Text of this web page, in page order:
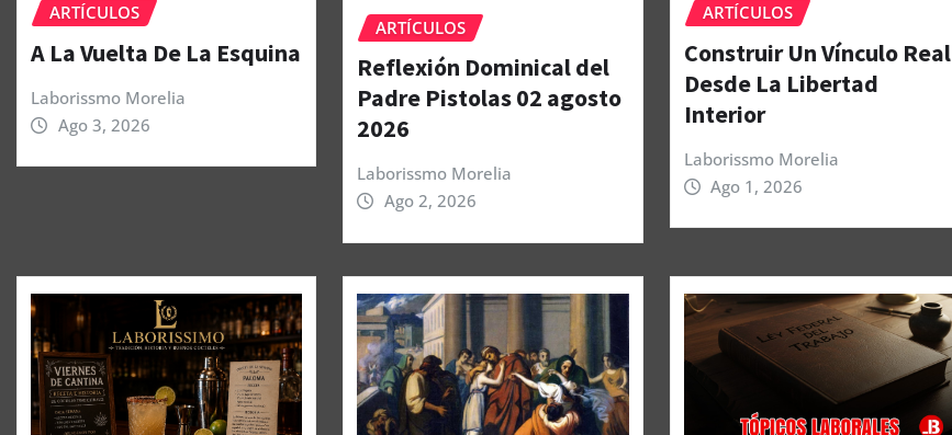
ARTÍCULOS
A La Vuelta De La Esquina
Laborissmo Morelia
Ago 3, 2026
ARTÍCULOS
Reflexión Dominical del
Padre Pistolas 02 agosto
2026
Laborissmo Morelia
Ago 2, 2026
ARTÍCULOS
Construir Un Vínculo Real
Desde La Libertad
Interior
Laborissmo Morelia
Ago 1, 2026